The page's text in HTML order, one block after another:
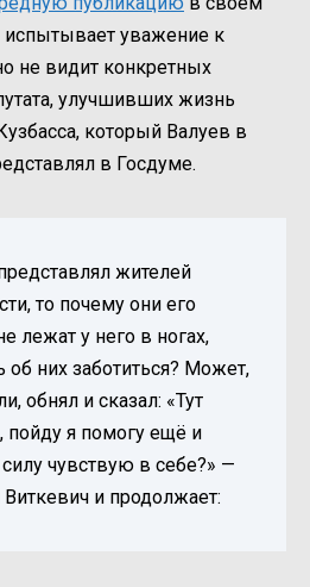
испытывает уважение к
не видит конкретных
улучшивших жизнь
который Валуев в
в Госдуме.
жителей
то почему они его
лежат у него в ногах,
них заботиться? Может,
обнял и сказал: «Тут
пойду я помогу ещё и
чувствую в себе?» —
и продолжает: